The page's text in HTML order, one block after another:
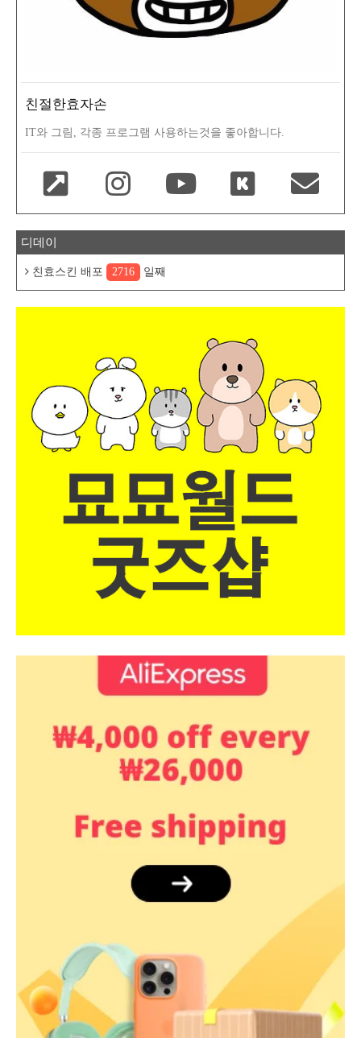
친절한효자손
IT와 그림, 각종 프로그램 사용하는것을 좋아합니다.
디데이
친효스킨 배포 2716 일째